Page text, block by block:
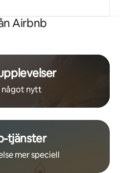
Airbnb
något nytt
tjänster
mer speciell